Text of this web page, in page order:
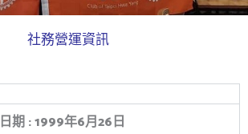
社務營運資訊
期: 1999年6月26日